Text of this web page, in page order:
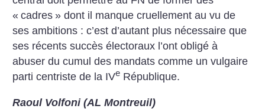
« cadres » dont il manque cruellement au vu de
ses ambitions : c’est d’autant plus nécessaire que
ses récents succès électoraux l’ont obligé à
abuser du cumul des mandats comme un vulgaire
parti centriste de la IVe République.
Raoul Volfoni (AL Montreuil)